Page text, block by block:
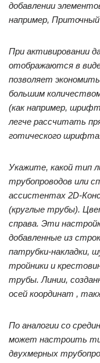
добавлении
например,
При активировании
отображаются в
позволяет
большим
(как например,
легче рассчитать
готического
Укажите, какой тип
трубопроводов или
ассистентах 2D-
(круглые трубы).
справа. Эти
добавленные из
патрубки-накладки,
тройники и
трубы. Линии,
осей координат ,
По аналогии со
может настроить
двухмерных